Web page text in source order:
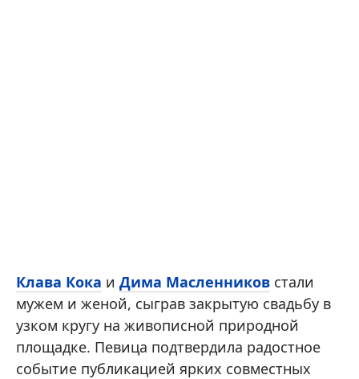
Клава Кока и Дима Масленников стали
мужем и женой, сыграв закрытую свадьбу в
узком кругу на живописной природной
площадке. Певица подтвердила радостное
событие публикацией ярких совместных